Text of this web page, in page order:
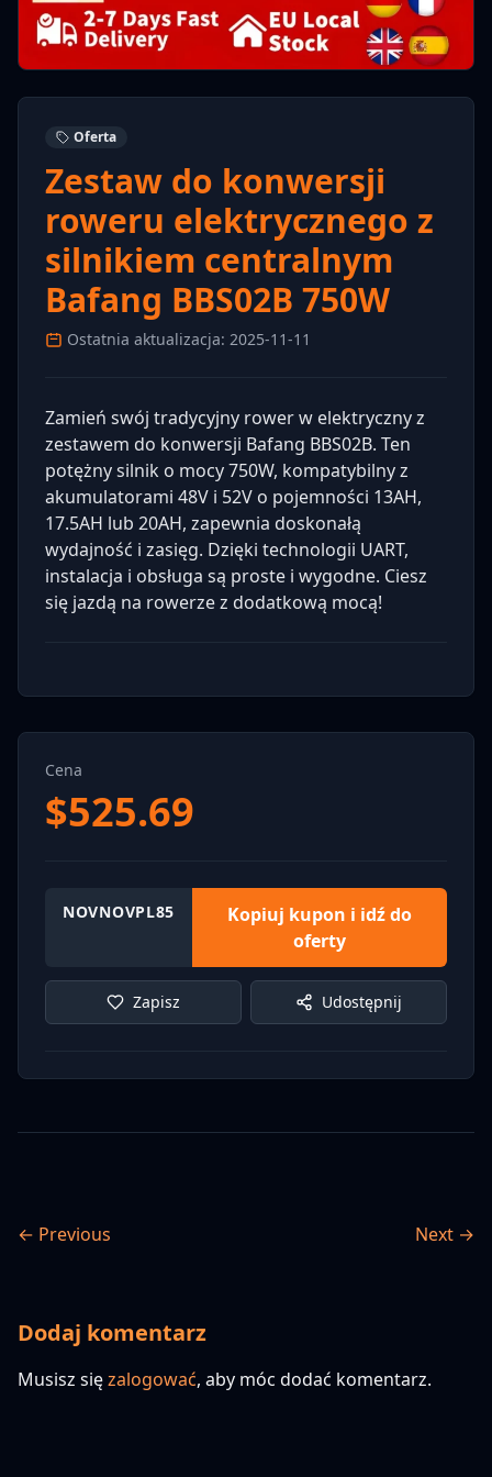
Oferta
Zestaw do konwersji
roweru elektrycznego z
silnikiem centralnym
Bafang BBS02B 750W
Ostatnia aktualizacja: 2025-11-11
Zamień swój tradycyjny rower w elektryczny z
zestawem do konwersji Bafang BBS02B. Ten
potężny silnik o mocy 750W, kompatybilny z
akumulatorami 48V i 52V o pojemności 13AH,
17.5AH lub 20AH, zapewnia doskonałą
wydajność i zasięg. Dzięki technologii UART,
instalacja i obsługa są proste i wygodne. Ciesz
się jazdą na rowerze z dodatkową mocą!
Cena
$525.69
NOVNOVPL85
Kopiuj kupon i idź do
oferty
Zapisz Udostępnij
← Previous Next →
Dodaj komentarz
Musisz sięzalogować, aby móc dodać komentarz.